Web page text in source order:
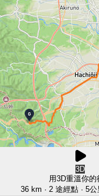
3D
用3D重溫你的
36 km · 2 途經點 · 5